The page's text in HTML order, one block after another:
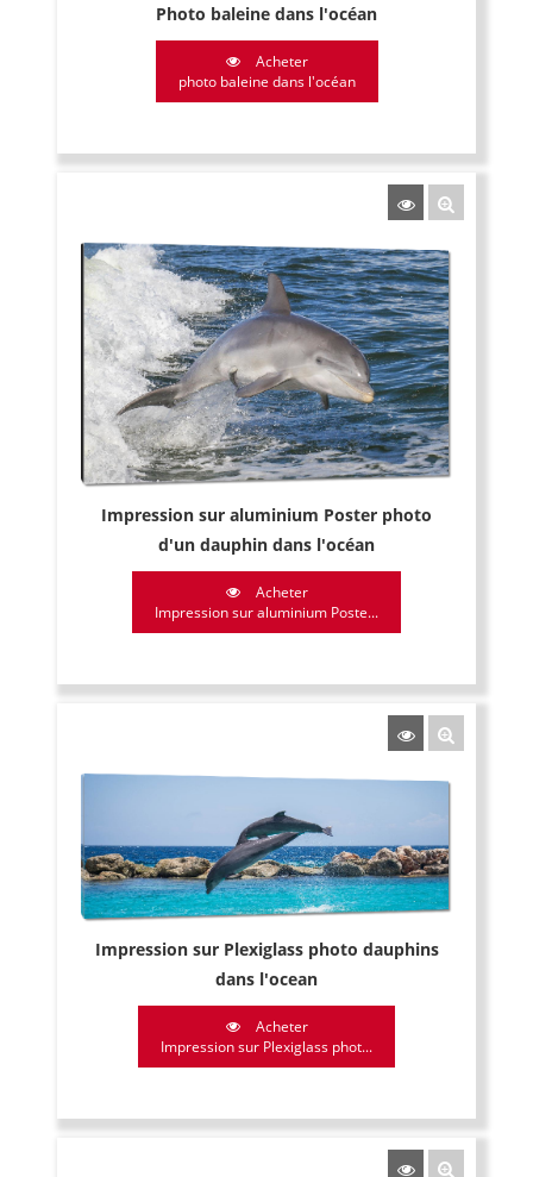
Photo baleine dans l'océan
Acheter
photo baleine dans l'océan
Impression sur aluminium Poster photo
d'un dauphin dans l'océan
Acheter
Impression sur aluminium Poste...
Impression sur Plexiglass photo dauphins
dans l'ocean
Acheter
Impression sur Plexiglass phot...